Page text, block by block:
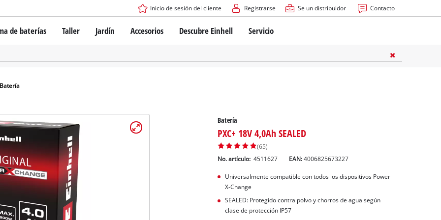
Inicio de sesión del cliente Registrarse Se un distribuidor Contacto
de baterías
de batería Power X-Change
Einhell PROFESSIONAL
dispositivos PROFESSIONAL
eléctricas PROFESSIONAL
de jardín PROFESSIONAL
Taller
Destornillador inalámbrico
Rotomartillos
Equipos de medición
Otras herramientas
Sierras de mesa
Compresoras de aire
Otras máquinas
Jardín Accesorios Descubre Einhell Servicio
Batería
Batería
PXC+ 18V 4,0Ah SEALED
(65)
No. artículo: 4511627 EAN:4006825673227
Universalmente compatible con todos los dispositivos Power
X-Change
SEALED: Protegido contra polvo y chorros de agua según
clase de protección IP57